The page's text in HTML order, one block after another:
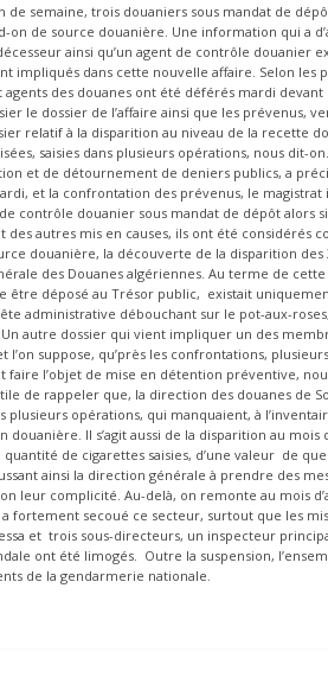
semaine, trois douaniers sous mandat de
de source douanière. Une information qui a
ainsi qu’un agent de contrôle douanier
impliqués dans cette nouvelle affaire. Selon les
des douanes ont été déférés mardi
le dossier de l’affaire ainsi que les prévenus,
relatif à la disparition au niveau de la recette
saisies dans plusieurs opérations, nous dit-
et de détournement de deniers publics, a
et la confrontation des prévenus, le
contrôle douanier sous mandat de dépôt alors
des autres mis en causes, ils ont été considérés
douanière, la découverte de la disparition des
des Douanes algériennes. Au terme de
être déposé au Trésor public, existait
administrative débouchant sur le pot-aux-
autre dossier qui vient impliquer un des
l’on suppose, qu’près les confrontations,
l’objet de mise en détention préventive,
de rappeler que, la direction des douanes de
plusieurs opérations, qui manquaient, à
Il s’agit aussi de la disparition au mois
de cigarettes saisies, d’une valeur de
ainsi la direction générale à prendre des
leur complicité. Au-delà, on remonte au mois
fortement secoué ce secteur, surtout que les
et trois sous-directeurs, un inspecteur
ont été limogés. Outre la suspension,
de la gendarmerie nationale.